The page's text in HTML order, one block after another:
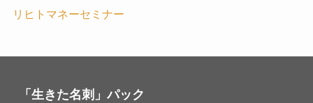
リヒトマネーセミナー
「生きた名刺」パック